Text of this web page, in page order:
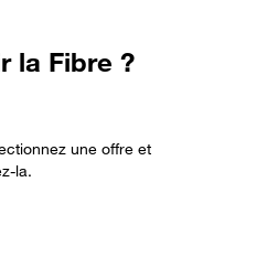
la Fibre ?
une offre et
la.